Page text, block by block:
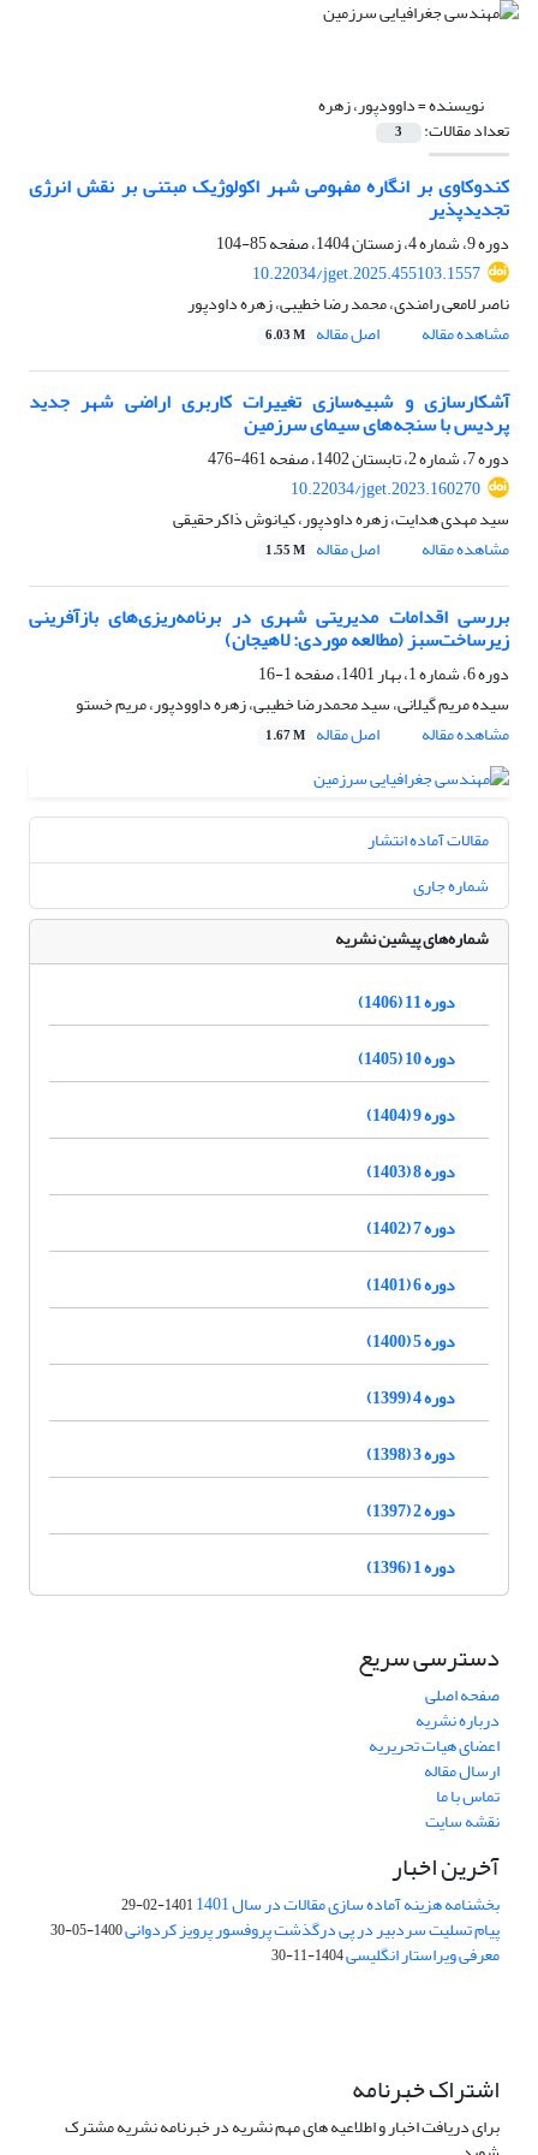
نویسنده =داوودپور، زهره
تعداد مقالات: 3
کندوکاوی بر انگاره مفهومی شهر اکولوژیک مبتنی بر نقش انرژی
تجدیدپذیر
دوره 9، شماره 4، زمستان 1404، صفحه
85-104
10.22034/jget.2025.455103.1557
ناصر لامعی رامندی، محمد رضا خطیبی، زهره داودپور
مشاهده مقاله
اصل مقاله 6.03 M
آشکارسازی و شبیه‌سازی تغییرات کاربری اراضی شهر جدید
پردیس با سنجه‌های سیمای سرزمین
دوره 7، شماره 2، تابستان 1402، صفحه
461-476
10.22034/jget.2023.160270
سید مهدی هدایت، زهره داودپور، کیانوش ذاکرحقیقی
مشاهده مقاله
اصل مقاله 1.55 M
بررسی اقدامات مدیریتی شهری در برنامه‌ریزی‌های بازآفرینی
زیرساخت‌سبز (مطالعه موردی: لاهیجان)
دوره 6، شماره 1، بهار 1401، صفحه
1-16
سیده مریم گیلانی، سید محمدرضا خطیبی، زهره داوودپور، مریم خستو
مشاهده مقاله
اصل مقاله 1.67 M
مقالات آماده انتشار
شماره جاری
شماره‌های پیشین نشریه
دوره 11 (1406)
دوره 10 (1405)
دوره 9 (1404)
دوره 8 (1403)
دوره 7 (1402)
دوره 6 (1401)
دوره 5 (1400)
دوره 4 (1399)
دوره 3 (1398)
دوره 2 (1397)
دوره 1 (1396)
دسترسی سریع
صفحه اصلی
درباره نشریه
اعضای هیات تحریریه
ارسال مقاله
تماس با ما
نقشه سایت
آخرین اخبار
بخشنامه هزینه آماده سازی مقالات در سال 1401 1401-02-29
پیام تسلیت سردبیر در پی درگذشت پروفسور پرویز کردوانی1400-05-30
معرفی ویراستار انگلیسی1404-11-30
اشتراک خبرنامه
برای دریافت اخبار و اطلاعیه های مهم نشریه در خبرنامه نشریه مشترک